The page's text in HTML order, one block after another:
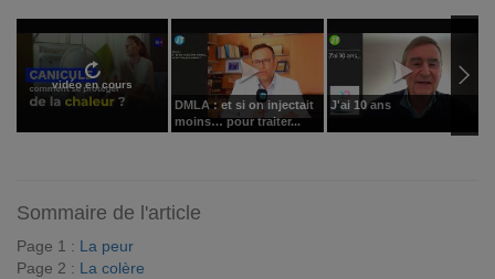
vidéo en cours
DMLA : et si on injectait
moins… pour traiter...
J'ai 10 ans
Sommaire de l'article
Page 1 : La peur
Page 2 : La colère